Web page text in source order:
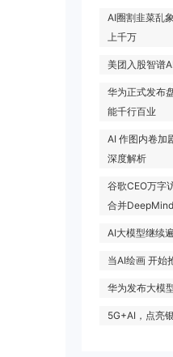
AI圈割韭菜乱
上千万
美团入股智谱
华为正式发布
能千行百业
AI 作图内卷加
深度解析
谷歌CEO万字
合并
AI大模型继续
当AI绘画 开始
华为发布大模
5G+AI，点亮